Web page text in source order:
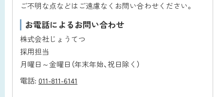
ご不明な点などはご遠慮なくお問い合わせください。
お電話によるお問い合わせ
株式会社じょうてつ
採用担当
月曜日～金曜日（年末年始、祝日除く）
電話: 011-811-6141